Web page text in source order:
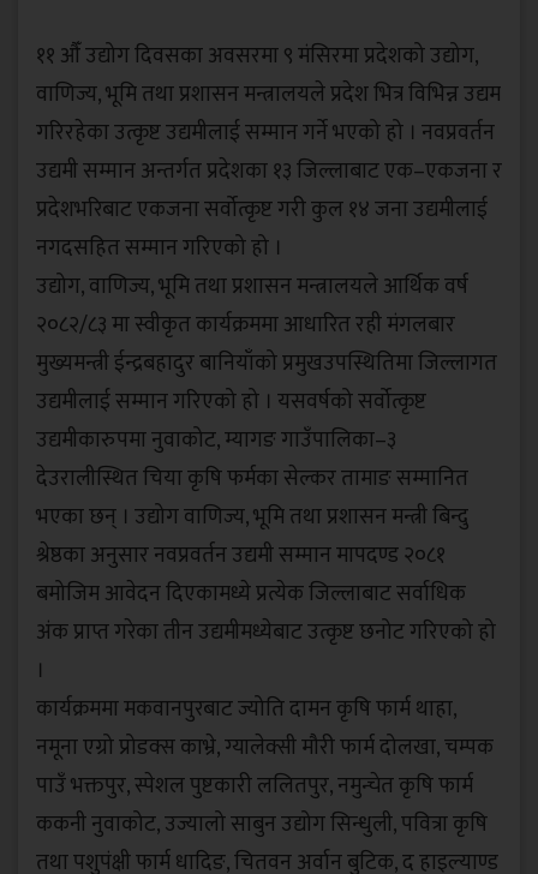
११ औँ उद्योग दिवसका अवसरमा ९ मंसिरमा प्रदेशको उद्योग,
वाणिज्य, भूमि तथा प्रशासन मन्त्रालयले प्रदेश भित्र विभिन्न उद्यम
गरिरहेका उत्कृष्ट उद्यमीलाई सम्मान गर्ने भएको हो । नवप्रवर्तन
उद्यमी सम्मान अन्तर्गत प्रदेशका १३ जिल्लाबाट एक–एकजना र
प्रदेशभरिबाट एकजना सर्वोत्कृष्ट गरी कुल १४ जना उद्यमीलाई
नगदसहित सम्मान गरिएको हो ।
उद्योग, वाणिज्य, भूमि तथा प्रशासन मन्त्रालयले आर्थिक वर्ष
२०८२/८३ मा स्वीकृत कार्यक्रममा आधारित रही मंगलबार
मुख्यमन्त्री ईन्द्रबहादुर बानियाँको प्रमुखउपस्थितिमा जिल्लागत
उद्यमीलाई सम्मान गरिएको हो । यसवर्षको सर्वोत्कृष्ट
उद्यमीकारुपमा नुवाकोट, म्यागङ गाउँपालिका–३
देउरालीस्थित चिया कृषि फर्मका सेल्कर तामाङ सम्मानित
भएका छन् । उद्योग वाणिज्य, भूमि तथा प्रशासन मन्त्री बिन्दु
श्रेष्ठका अनुसार नवप्रवर्तन उद्यमी सम्मान मापदण्ड २०८१
बमोजिम आवेदन दिएकामध्ये प्रत्येक जिल्लाबाट सर्वाधिक
अंक प्राप्त गरेका तीन उद्यमीमध्येबाट उत्कृष्ट छनोट गरिएको हो
।
कार्यक्रममा मकवानपुरबाट ज्योति दामन कृषि फार्म थाहा,
नमूना एग्रो प्रोडक्स काभ्रे, ग्यालेक्सी मौरी फार्म दोलखा, चम्पक
पाउँ भक्तपुर, स्पेशल पुष्टकारी ललितपुर, नमुन्चेत कृषि फार्म
ककनी नुवाकोट, उज्यालो साबुन उद्योग सिन्धुली, पवित्रा कृषि
तथा पशुपंक्षी फार्म धादिङ, चितवन अर्वान बुटिक, द हाइल्याण्ड